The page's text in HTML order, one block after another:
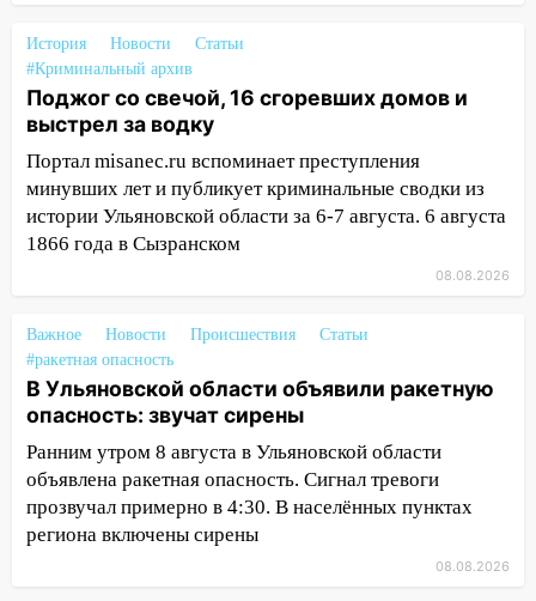
14:40 На проспекте Гая в Ульяновске
запретили остановку автомобилей на
50-метровом участке
14:22 В Новом городе 8 августа пройдет
большой фестиваль «Наше время» с
мотофристайлом и концертом
«Мураками»
выходные 8-9 августа
13:30 В Ульяновске транспортные
полицейские проведут акцию «Час
пассажира»
13:20 В Ульяновске за один день
обокрали женщину на пляже и
подростка в сквере
История Новости
Статьи
#Криминальный архив
Поджог со свечой, 16 сгоревших домов и
выстрел за водку
Портал misanec.ru вспоминает преступления
минувших лет и публикует криминальные сводки из
истории Ульяновской области за 6-7 августа. 6 августа
1866 года в Сызранском
08.08.2026
Важное Новости Происшествия
Статьи
#ракетная опасность
В Ульяновской области объявили ракетную
опасность: звучат сирены
Ранним утром 8 августа в Ульяновской области
объявлена ракетная опасность. Сигнал тревоги
прозвучал примерно в 4:30. В населённых пунктах
региона включены сирены
08.08.2026